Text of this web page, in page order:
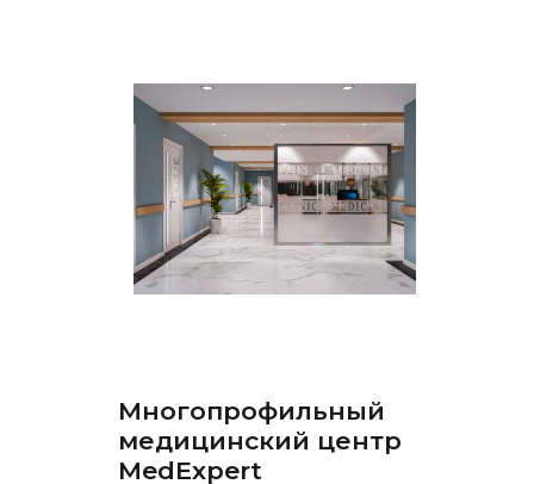
Многопрофильный
медицинский центр
MedExpert